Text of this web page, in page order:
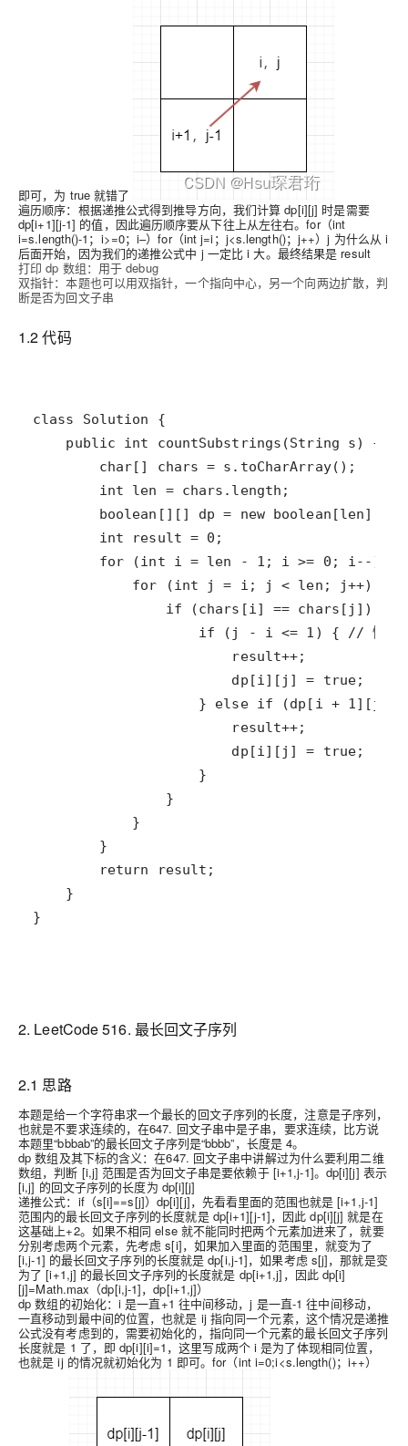
即可，为 true 就错了
遍历顺序：根据递推公式得到推导方向，我们计算 dp[i][j] 时是需要
dp[i+1][j-1] 的值，因此遍历顺序要从下往上从左往右。for（int
i=s.length()-1；i>=0；i–）for（int j=i；j<s.length()；j++）j 为什么从 i
后面开始，因为我们的递推公式中 j 一定比 i 大。最终结果是 result
打印 dp 数组：用于 debug
双指针：本题也可以用双指针，一个指向中心，另一个向两边扩散，判
断是否为回文子串
1.2 代码
2. LeetCode 516. 最长回文子序列
2.1 思路
本题是给一个字符串求一个最长的回文子序列的长度，注意是子序列，
也就是不要求连续的，在647. 回文子串中是子串，要求连续，比方说
本题里“bbbab”的最长回文子序列是“bbbb”，长度是 4。
dp 数组及其下标的含义：在647. 回文子串中讲解过为什么要利用二维
数组，判断 [i,j] 范围是否为回文子串是要依赖于 [i+1,j-1]。dp[i][j] 表示
[i,j] 的回文子序列的长度为 dp[i][j]
递推公式：if（s[i]==s[j]）dp[i][j]，先看看里面的范围也就是 [i+1,j-1]
范围内的最长回文子序列的长度就是 dp[i+1][j-1]，因此 dp[i][j] 就是在
这基础上+2。如果不相同 else 就不能同时把两个元素加进来了，就要
分别考虑两个元素，先考虑 s[i]，如果加入里面的范围里，就变为了
[i,j-1] 的最长回文子序列的长度就是 dp[i,j-1]，如果考虑 s[j]，那就是变
为了 [i+1,j] 的最长回文子序列的长度就是 dp[i+1,j]，因此 dp[i]
[j]=Math.max（dp[i,j-1]，dp[i+1,j]）
dp 数组的初始化：i 是一直+1 往中间移动，j 是一直-1 往中间移动，
一直移动到最中间的位置，也就是 ij 指向同一个元素，这个情况是递推
公式没有考虑到的，需要初始化的，指向同一个元素的最长回文子序列
长度就是 1 了，即 dp[i][i]=1，这里写成两个 i 是为了体现相同位置，
也就是 ij 的情况就初始化为 1 即可。for（int i=0;i<s.length()；i++）